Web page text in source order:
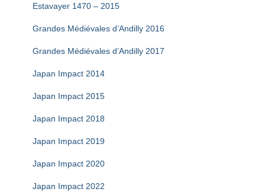
Estavayer 1470 – 2015
Grandes Médiévales d’Andilly 2016
Grandes Médiévales d’Andilly 2017
Japan Impact 2014
Japan Impact 2015
Japan Impact 2018
Japan Impact 2019
Japan Impact 2020
Japan Impact 2022